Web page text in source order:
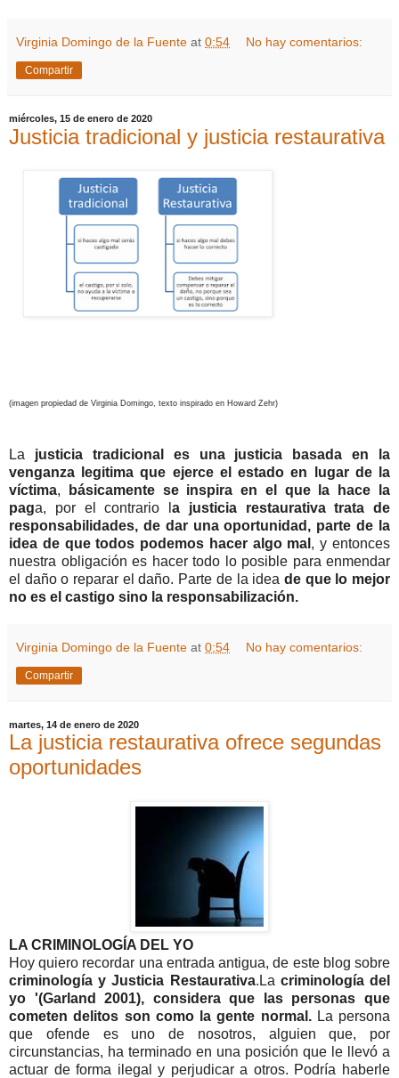
Virginia Domingo de la Fuente at 0:54 No hay comentarios:
Compartir
miércoles, 15 de enero de 2020
Justicia tradicional y justicia restaurativa
(imagen propiedad de Virginia Domingo, texto inspirado en Howard Zehr)
La justicia tradicional es una justicia basada en la
venganza legitima que ejerce el estado en lugar de la
víctima,
básicamente se inspira en el que la hace la
paga, por el contrario l a justicia restaurativa trata de
responsabilidades, de dar una oportunidad, parte de la
idea de que todos podemos hacer algo mal , y entonces
nuestra obligación es hacer todo lo posible para enmendar
el daño o reparar el daño. Parte de la idea de que lo mejor
no es el castigo sino la responsabilización.
Virginia Domingo de la Fuente at 0:54 No hay comentarios:
Compartir
martes, 14 de enero de 2020
La justicia restaurativa ofrece segundas
oportunidades
LA CRIMINOLOGÍA DEL YO
Hoy quiero recordar una entrada antigua, de este blog sobre
criminología y Justicia Restaurativa.La criminología del
yo '(Garland 2001), considera que las personas que
cometen delitos son como la gente normal.La persona
que ofende es uno de nosotros, alguien que, por
circunstancias, ha terminado en una posición que le llevó a
actuar de forma ilegal y perjudicar a otros. Podría haberle